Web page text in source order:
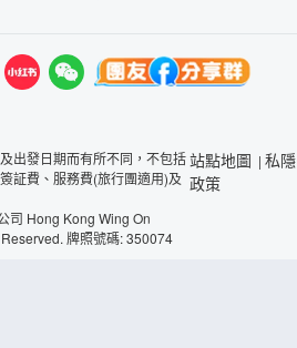
出發日期而有所不同，不包括
証費、服務費(旅行團適用)及
司 Hong Kong Wing On
牌照號碼: 350074
站點地圖 | 私隱
政策